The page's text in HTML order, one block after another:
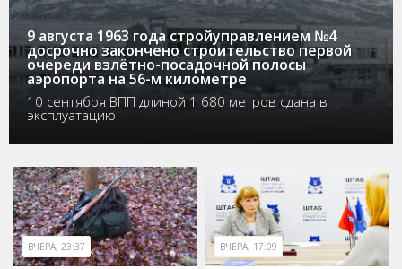
9 августа 1963 года стройуправлением №4
досрочно закончено строительство первой
очереди взлётно-посадочной полосы
аэропорта на 56-м километре
10 сентября ВПП длиной 1 680 метров сдана в
эксплуатацию
ВЧЕРА, 23:37 ВЧЕРА, 17:09